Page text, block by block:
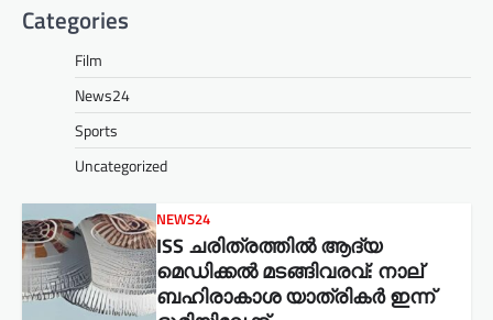
Categories
Film
News24
Sports
Uncategorized
NEWS24
ISS ചരിത്രത്തിൽ ആദ്യ
മെഡിക്കൽ മടങ്ങിവരവ്: നാല്
ബഹിരാകാശ യാത്രികർ ഇന്ന്